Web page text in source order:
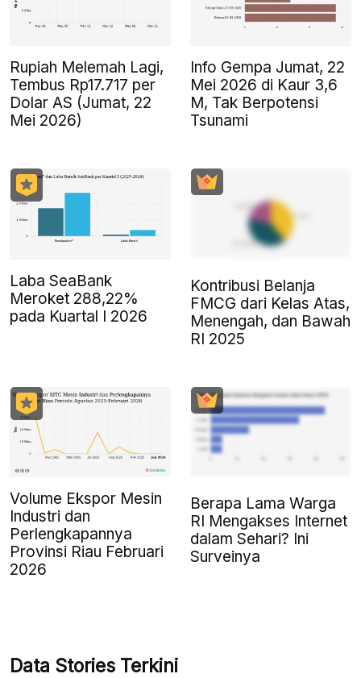
Rupiah Melemah Lagi,
Tembus Rp17.717 per
Dolar AS (Jumat, 22
Mei 2026)
Info Gempa Jumat, 22
Mei 2026 di Kaur 3,6
M, Tak Berpotensi
Tsunami
Laba SeaBank
Meroket 288,22%
pada Kuartal I 2026
Kontribusi Belanja
FMCG dari Kelas Atas,
Menengah, dan Bawah
RI 2025
Volume Ekspor Mesin
Industri dan
Perlengkapannya
Provinsi Riau Februari
2026
Berapa Lama Warga
RI Mengakses Internet
dalam Sehari? Ini
Surveinya
Data Stories Terkini